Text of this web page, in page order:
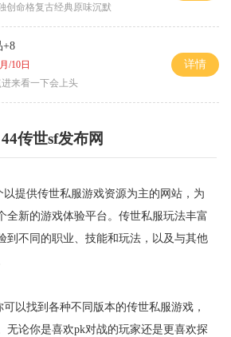
创命格复古经典原味沉默
+8
/10日
进来看一下会上头
详情
44传世sf发布网
以提供传世私服游戏资源为主的网站，为
全新的游戏体验平台。传世私服玩法丰富
到不同的职业、技能和玩法，以及与其他
以找到各种不同版本的传世私服游戏，
无论你是喜欢pk对战的玩家还是更喜欢探